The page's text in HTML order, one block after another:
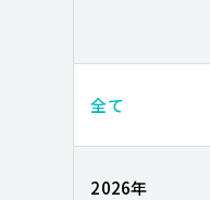
全て
2026年